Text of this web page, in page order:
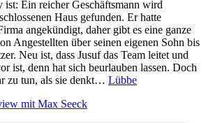
Ein reicher Geschäftsmann wird
Haus gefunden. Er hatte
angekündigt, daher gibt es eine ganze
Angestellten über seinen eigenen Sohn bis
Neu ist, dass Jusuf das Team leitet und
ist, denn hat sich beurlauben lassen. Doch
zu tun, als sie denkt… Lübbe
mit Max Seeck